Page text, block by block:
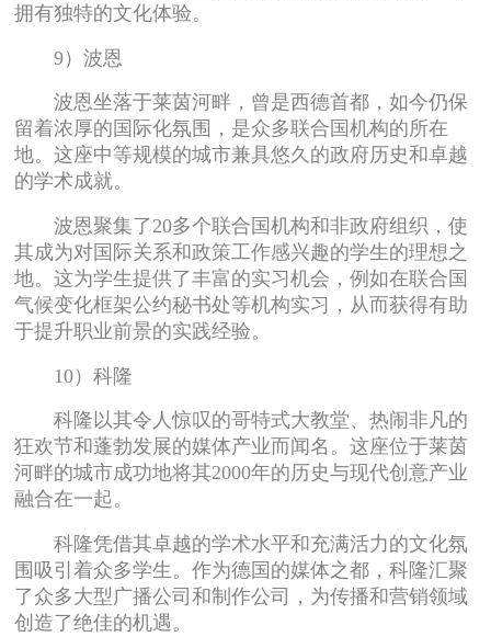
拥有独特的文化体验。
9）波恩
波恩坐落于莱茵河畔，曾是西德首都，如今仍保
留着浓厚的国际化氛围，是众多联合国机构的所在
地。这座中等规模的城市兼具悠久的政府历史和卓越
的学术成就。
波恩聚集了20多个联合国机构和非政府组织，使
其成为对国际关系和政策工作感兴趣的学生的理想之
地。这为学生提供了丰富的实习机会，例如在联合国
气候变化框架公约秘书处等机构实习，从而获得有助
于提升职业前景的实践经验。
10）科隆
科隆以其令人惊叹的哥特式大教堂、热闹非凡的
狂欢节和蓬勃发展的媒体产业而闻名。这座位于莱茵
河畔的城市成功地将其2000年的历史与现代创意产业
融合在一起。
科隆凭借其卓越的学术水平和充满活力的文化氛
围吸引着众多学生。作为德国的媒体之都，科隆汇聚
了众多大型广播公司和制作公司，为传播和营销领域
创造了绝佳的机遇。